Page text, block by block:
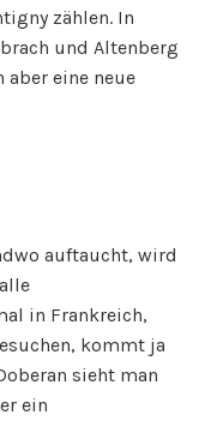
zählen. In
und Altenberg
eine neue
auftaucht, wird
in Frankreich,
kommt ja
sieht man
ein